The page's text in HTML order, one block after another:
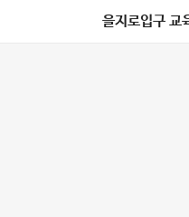
을지로입구 교